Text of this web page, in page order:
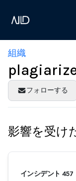
組織
フォローする
影響を受け
インシデント 457